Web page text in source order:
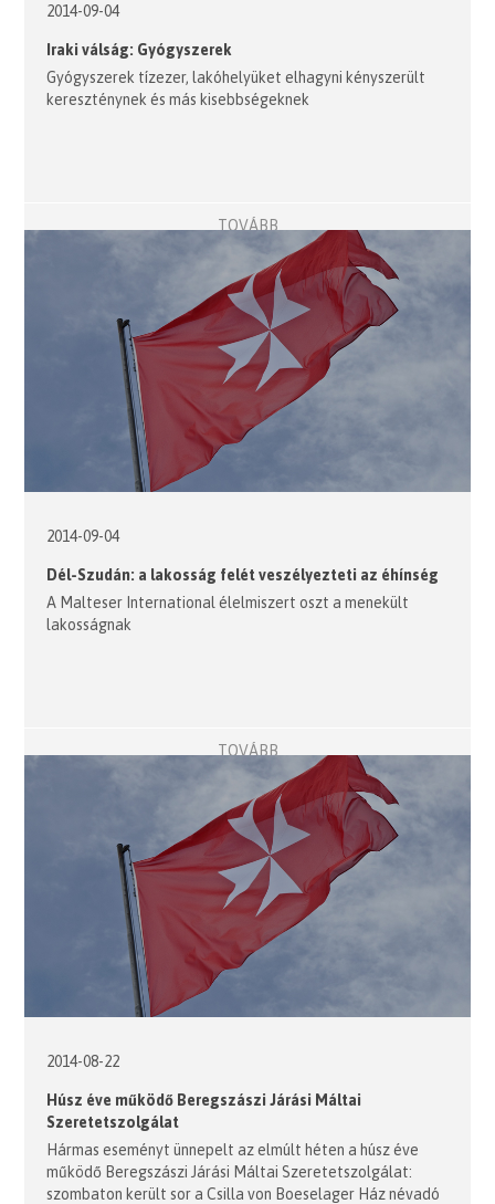
2014-09-04
Iraki válság: Gyógyszerek
Gyógyszerek tízezer, lakóhelyüket elhagyni kényszerült
kereszténynek és más kisebbségeknek
TOVÁBB
2014-09-04
Dél-Szudán: a lakosság felét veszélyezteti az éhínség
A Malteser International élelmiszert oszt a menekült
lakosságnak
TOVÁBB
2014-08-22
Húsz éve működő Beregszászi Járási Máltai
Szeretetszolgálat
Hármas eseményt ünnepelt az elmúlt héten a húsz éve
működő Beregszászi Járási Máltai Szeretetszolgálat:
szombaton került sor a Csilla von Boeselager Ház névadó